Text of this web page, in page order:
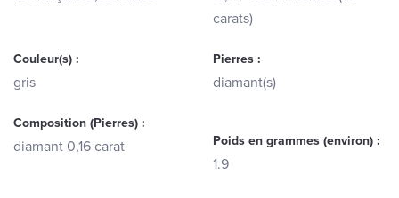
carats)
Couleur(s) :
gris
Pierres :
diamant(s)
Composition (Pierres) :
diamant 0,16 carat Poids en grammes (environ) :
1.9